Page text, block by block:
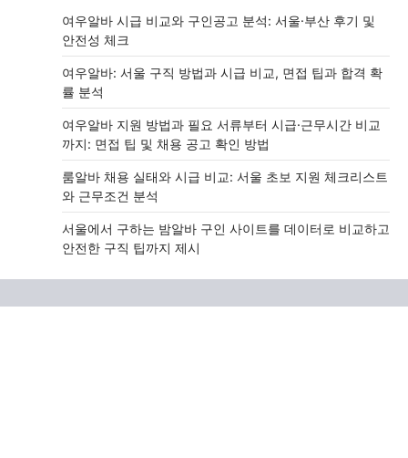
여우알바 시급 비교와 구인공고 분석: 서울·부산 후기 및
안전성 체크
여우알바: 서울 구직 방법과 시급 비교, 면접 팁과 합격 확
률 분석
여우알바 지원 방법과 필요 서류부터 시급·근무시간 비교
까지: 면접 팁 및 채용 공고 확인 방법
룸알바 채용 실태와 시급 비교: 서울 초보 지원 체크리스트
와 근무조건 분석
서울에서 구하는 밤알바 구인 사이트를 데이터로 비교하고
안전한 구직 팁까지 제시